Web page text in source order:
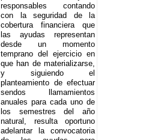
responsables contando
con la seguridad de la
cobertura financiera que
las ayudas representan
desde un momento
temprano del ejercicio en
que han de materializarse,
y siguiendo el
planteamiento de efectuar
sendos llamamientos
anuales para cada uno de
los semestres del año
natural, resulta oportuno
adelantar la convocatoria